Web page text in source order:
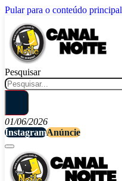
Pular para o conteúdo principal
Pesquisar
01/06/2026
InstagramAnúncie